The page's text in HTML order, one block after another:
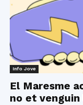
Info Jove
El Maresme
no et venguin